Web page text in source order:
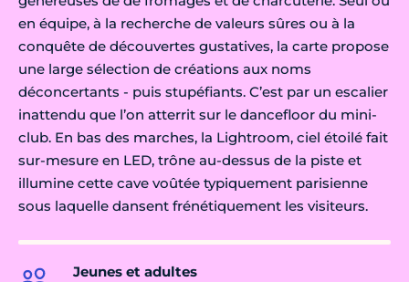
en équipe, à la recherche de valeurs sûres ou à la
conquête de découvertes gustatives, la carte propose
une large sélection de créations aux noms
déconcertants - puis stupéfiants. C’est par un escalier
inattendu que l’on atterrit sur le dancefloor du mini-
club. En bas des marches, la Lightroom, ciel étoilé fait
sur-mesure en LED, trône au-dessus de la piste et
illumine cette cave voûtée typiquement parisienne
sous laquelle dansent frénétiquement les visiteurs.
Jeunes et adultes